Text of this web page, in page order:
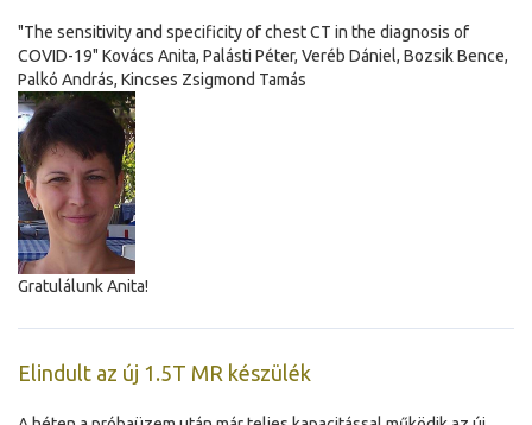
"The sensitivity and specificity of chest CT in the diagnosis of
COVID-19" Kovács Anita, Palásti Péter, Veréb Dániel, Bozsik Bence,
Palkó András, Kincses Zsigmond Tamás
Gratulálunk Anita!
Elindult az új 1.5T MR készülék